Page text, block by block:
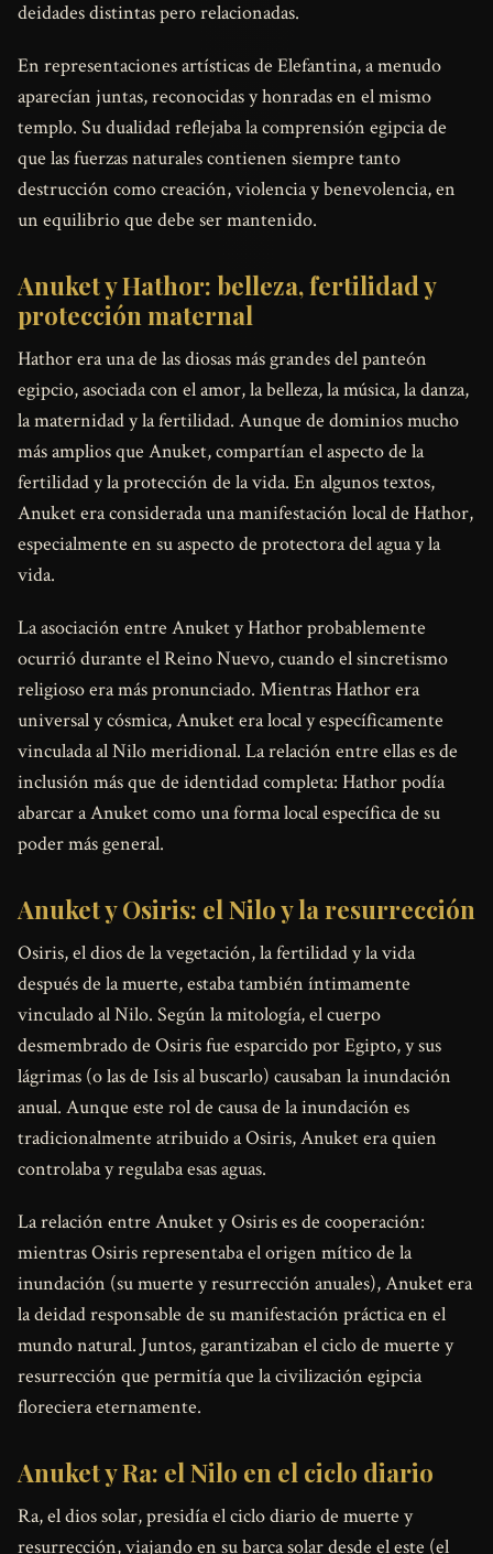
deidades distintas pero relacionadas.
En representaciones artísticas de Elefantina, a menudo
aparecían juntas, reconocidas y honradas en el mismo
templo. Su dualidad reflejaba la comprensión egipcia de
que las fuerzas naturales contienen siempre tanto
destrucción como creación, violencia y benevolencia, en
un equilibrio que debe ser mantenido.
Anuket y Hathor: belleza, fertilidad y
protección maternal
Hathor era una de las diosas más grandes del panteón
egipcio, asociada con el amor, la belleza, la música, la danza,
la maternidad y la fertilidad. Aunque de dominios mucho
más amplios que Anuket, compartían el aspecto de la
fertilidad y la protección de la vida. En algunos textos,
Anuket era considerada una manifestación local de Hathor,
especialmente en su aspecto de protectora del agua y la
vida.
La asociación entre Anuket y Hathor probablemente
ocurrió durante el Reino Nuevo, cuando el sincretismo
religioso era más pronunciado. Mientras Hathor era
universal y cósmica, Anuket era local y específicamente
vinculada al Nilo meridional. La relación entre ellas es de
inclusión más que de identidad completa: Hathor podía
abarcar a Anuket como una forma local específica de su
poder más general.
Anuket y Osiris: el Nilo y la resurrección
Osiris, el dios de la vegetación, la fertilidad y la vida
después de la muerte, estaba también íntimamente
vinculado al Nilo. Según la mitología, el cuerpo
desmembrado de Osiris fue esparcido por Egipto, y sus
lágrimas (o las de Isis al buscarlo) causaban la inundación
anual. Aunque este rol de causa de la inundación es
tradicionalmente atribuido a Osiris, Anuket era quien
controlaba y regulaba esas aguas.
La relación entre Anuket y Osiris es de cooperación:
mientras Osiris representaba el origen mítico de la
inundación (su muerte y resurrección anuales), Anuket era
la deidad responsable de su manifestación práctica en el
mundo natural. Juntos, garantizaban el ciclo de muerte y
resurrección que permitía que la civilización egipcia
floreciera eternamente.
Anuket y Ra: el Nilo en el ciclo diario
Ra, el dios solar, presidía el ciclo diario de muerte y
resurrección, viajando en su barca solar desde el este (el